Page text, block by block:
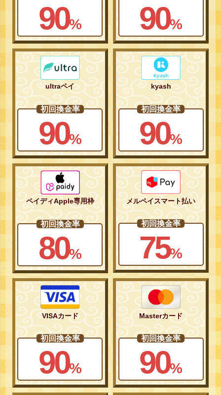
90% 90%
ultraペイ
初回換金率
90%
kyash
初回換金率
90%
ペイディApple専用枠
初回換金率
80%
メルペイスマート払い
初回換金率
75%
VISAカード
初回換金率
90%
Masterカード
初回換金率
90%